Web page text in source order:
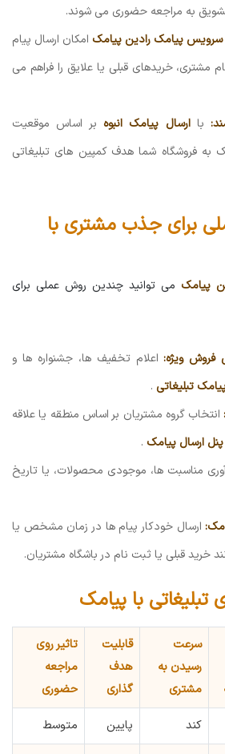
به مراجعه حضوری می شوند.
پیامک رادین پیامک امکان ارسال پیام
خریدهای قبلی یا علایق را فراهم می
باارسال پیامک انبوه بر اساس موقعیت
به فروشگاه شما هدف کمپین های تبلیغاتی
برای جذب مشتری با
پیامک می توانید چندین روش عملی برای
فروش ویژه:اعلام تخفیف ها، جشنواره ها و
تبلیغاتی .
انتخاب گروه مشتریان بر اساس منطقه یا علاقه
پنل ارسال پیامک .
مناسبت ها، موجودی محصولات، یا تاریخ
ارسال خودکار پیام ها در زمان مشخص یا
خرید قبلی یا ثبت نام در باشگاه مشتریان.
با پیامک
سرعت
رسیدن به
مشتری
قابلیت
هدف
گذاری
تاثیر روی
مراجعه
حضوری
کند پایین متوسط